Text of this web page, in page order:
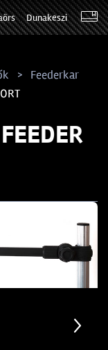
Dunakeszi
Feederkar